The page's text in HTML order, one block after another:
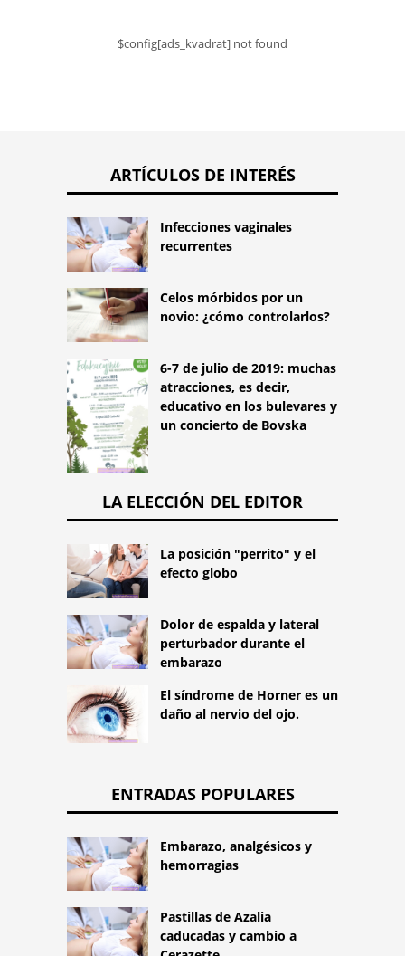
$config[ads_kvadrat] not found
ARTÍCULOS DE INTERÉS
Infecciones vaginales
recurrentes
Celos mórbidos por un
novio: ¿cómo controlarlos?
6-7 de julio de 2019: muchas
atracciones, es decir,
educativo en los bulevares y
un concierto de Bovska
LA ELECCIÓN DEL EDITOR
La posición "perrito" y el
efecto globo
Dolor de espalda y lateral
perturbador durante el
embarazo
El síndrome de Horner es un
daño al nervio del ojo.
ENTRADAS POPULARES
Embarazo, analgésicos y
hemorragias
Pastillas de Azalia
caducadas y cambio a